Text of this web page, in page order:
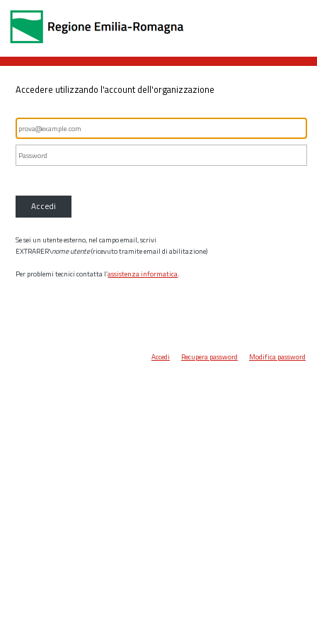
Accedere utilizzando l'account dell'organizzazione
Accedi
Se sei un utente esterno, nel campo email, scrivi
EXTRARER\nome utente(ricevuto tramite email di abilitazione)
Per problemi tecnici contatta l’assistenza informatica.
Accedi Recupera password Modifica password